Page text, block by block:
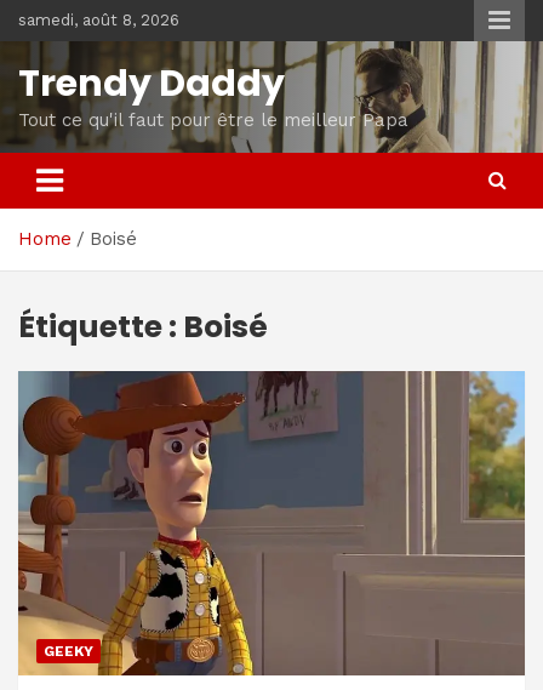
to
content
samedi, août 8, 2026
Trendy Daddy
Tout ce qu'il faut pour être le meilleur Papa
Home Boisé
Étiquette : Boisé
GEEKY